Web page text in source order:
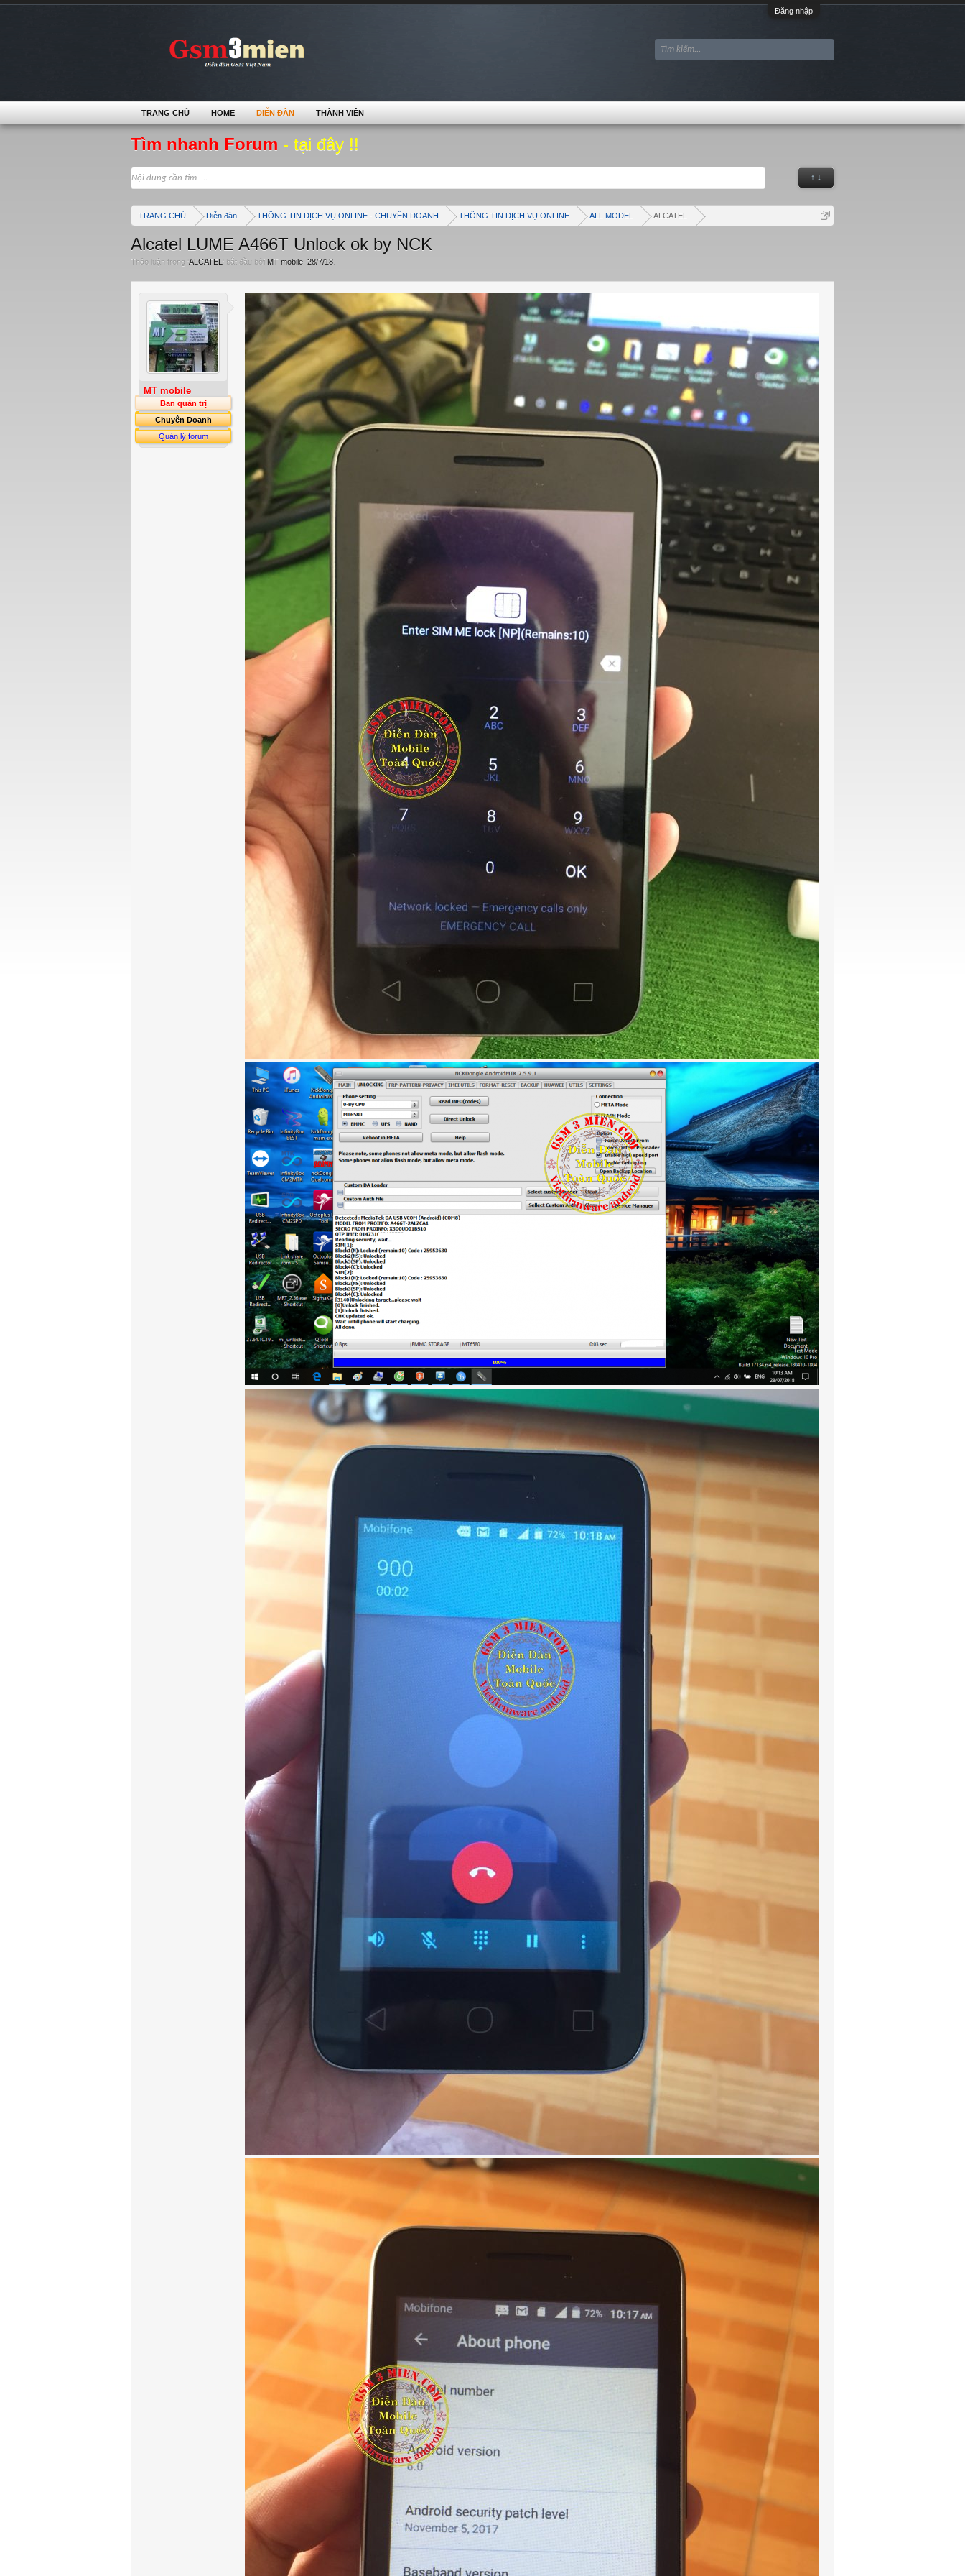
Đăng nhập
Tìm nhanh Forum - tại đây !!
↑ ↓
TRANG CHỦ Diễn đàn THÔNG TIN DỊCH VỤ ONLINE - CHUYÊN DOANH THÔNG TIN DỊCH VỤ ONLINE ALL MODEL ALCATEL
Alcatel LUME A466T Unlock ok by NCK
Thảo luận trong 'ALCATEL ' bắt đầu bởi MT mobile 28/7/18
MT mobile
Ban quản trị
Chuyên Doanh
Quản lý forum
TRANG CHỦ HOME DIỄN ĐÀN THÀNH VIÊN